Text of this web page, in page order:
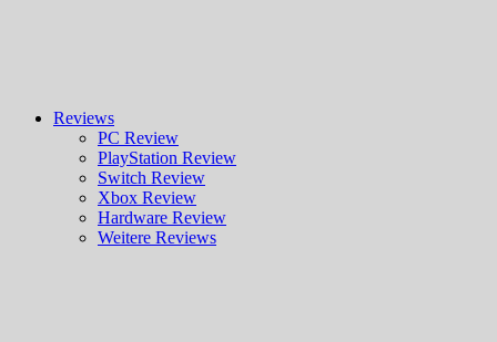
Reviews
PC Review
PlayStation Review
Switch Review
Xbox Review
Hardware Review
Weitere Reviews